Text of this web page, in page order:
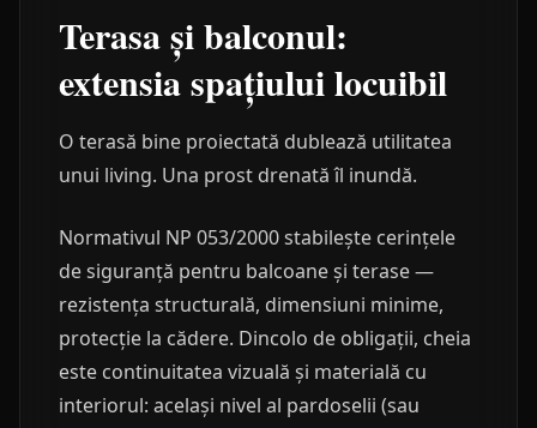
Terasa și balconul:
extensia spațiului locuibil
O terasă bine proiectată dublează utilitatea
unui living. Una prost drenată îl inundă.
Normativul NP 053/2000 stabilește cerințele
de siguranță pentru balcoane și terase —
rezistența structurală, dimensiuni minime,
protecție la cădere. Dincolo de obligații, cheia
este continuitatea vizuală și materială cu
interiorul: același nivel al pardoselii (sau